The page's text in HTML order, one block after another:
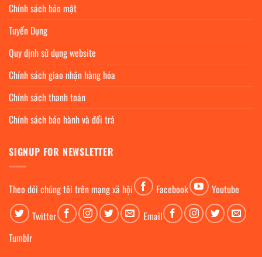
Chính sách bảo mật
Tuyển Dụng
Quy định sử dụng website
Chính sách giao nhận hàng hóa
Chính sách thanh toán
Chính sách bảo hành và đổi trả
SIGNUP FOR NEWSLETTER
Theo dỏi chúng tôi trên mạng xã hội Facebook
Youtube
Twitter
Email
Tumblr